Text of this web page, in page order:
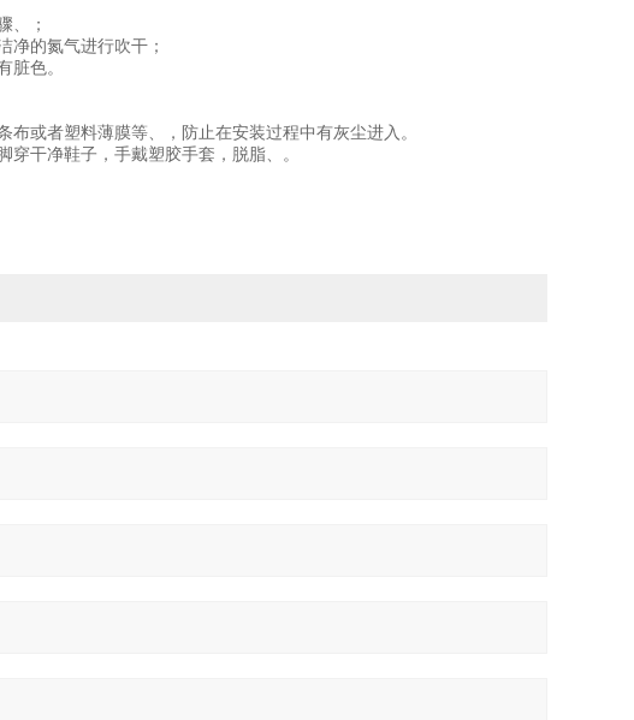
、；
净的氮气进行吹干；
脏色。
或者塑料薄膜等、，防止在安装过程中有灰尘进入。
干净鞋子，手戴塑胶手套，脱脂、。